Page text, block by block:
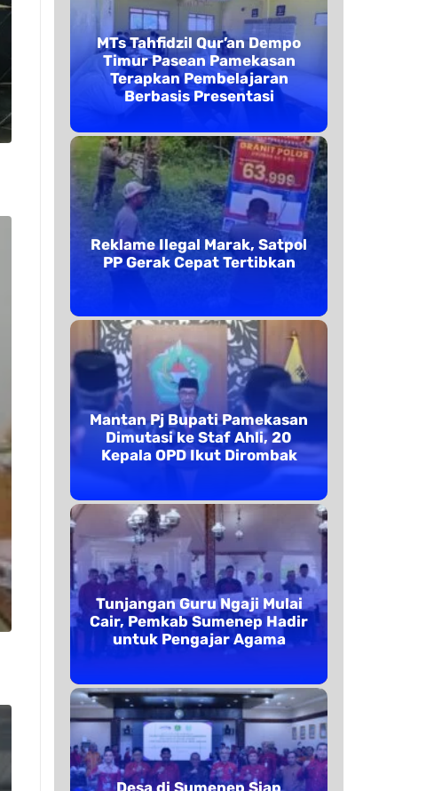
MTs Tahfidzil Qur’an Dempo
Timur Pasean Pamekasan
Terapkan Pembelajaran
Berbasis Presentasi
Reklame Ilegal Marak, Satpol
PP Gerak Cepat Tertibkan
Mantan Pj Bupati Pamekasan
Dimutasi ke Staf Ahli, 20
Kepala OPD Ikut Dirombak
Tunjangan Guru Ngaji Mulai
Cair, Pemkab Sumenep Hadir
untuk Pengajar Agama
Desa di Sumenep Siap